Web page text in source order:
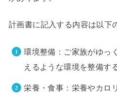
計画書に記入する内容は以下
環境整備：ご家族がゆっ
えるような環境を整備す
栄養・食事：栄養やカロ